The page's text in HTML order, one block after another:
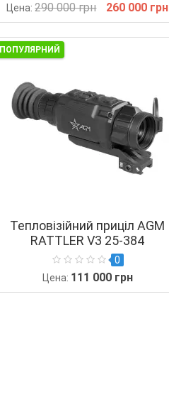
Цена:290 000 грн 260 000 грн
ПОПУЛЯРНИЙ
Тепловізійний приціл AGM
RATTLER V3 25-384
0
Цена: 111 000 грн